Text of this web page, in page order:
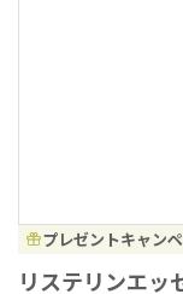
プレゼントキャン
リステリンエッ